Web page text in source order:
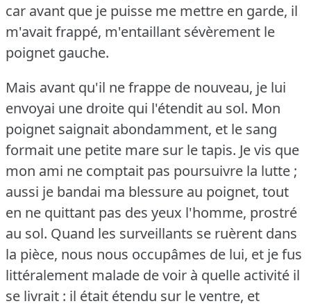
car avant que je puisse me mettre en garde, il
m'avait frappé, m'entaillant sévèrement le
poignet gauche.
Mais avant qu'il ne frappe de nouveau, je lui
envoyai une droite qui l'étendit au sol. Mon
poignet saignait abondamment, et le sang
formait une petite mare sur le tapis. Je vis que
mon ami ne comptait pas poursuivre la lutte ;
aussi je bandai ma blessure au poignet, tout
en ne quittant pas des yeux l'homme, prostré
au sol. Quand les surveillants se ruèrent dans
la pièce, nous nous occupâmes de lui, et je fus
littéralement malade de voir à quelle activité il
se livrait : il était étendu sur le ventre, et